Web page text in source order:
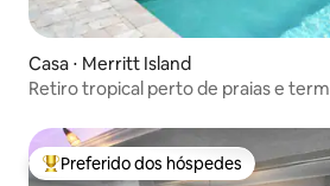
Casa ⋅ Merritt Island
Retiro tropical perto de praias e
Entre os melhores preferidos dos
Preferido dos hóspedes